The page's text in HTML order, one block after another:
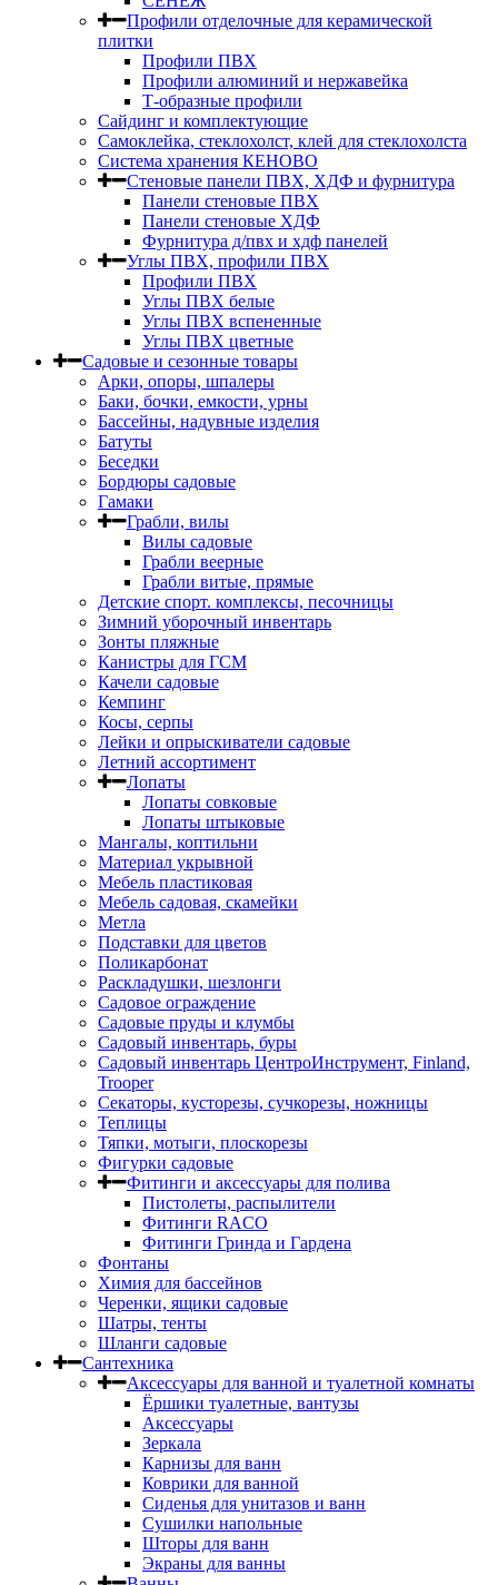
Профили отделочные для керамической
плитки
Профили ПВХ
Профили алюминий и нержавейка
Т-образные профили
Сайдинг и комплектующие
Самоклейка, стеклохолст, клей для стеклохолста
Система хранения КЕНОВО
Стеновые панели ПВХ, ХДФ и фурнитура
Панели стеновые ПВХ
Панели стеновые ХДФ
Фурнитура д/пвх и хдф панелей
Углы ПВХ, профили ПВХ
Профили ПВХ
Углы ПВХ белые
Углы ПВХ вспененные
Углы ПВХ цветные
Садовые и сезонные товары
Арки, опоры, шпалеры
Баки, бочки, емкости, урны
Бассейны, надувные изделия
Батуты
Беседки
Бордюры садовые
Гамаки
Грабли, вилы
Вилы садовые
Грабли веерные
Грабли витые, прямые
Детские спорт. комплексы, песочницы
Зимний уборочный инвентарь
Зонты пляжные
Канистры для ГСМ
Качели садовые
Кемпинг
Косы, серпы
Лейки и опрыскиватели садовые
Летний ассортимент
Лопаты
Лопаты совковые
Лопаты штыковые
Мангалы, коптильни
Материал укрывной
Мебель пластиковая
Мебель садовая, скамейки
Метла
Подставки для цветов
Поликарбонат
Раскладушки, шезлонги
Садовое ограждение
Садовые пруды и клумбы
Садовый инвентарь, буры
Садовый инвентарь ЦентроИнструмент, Finland,
Trooper
Секаторы, кусторезы, сучкорезы, ножницы
Теплицы
Тяпки, мотыги, плоскорезы
Фигурки садовые
Фитинги и аксессуары для полива
Пистолеты, распылители
Фитинги RACO
Фитинги Гринда и Гардена
Фонтаны
Химия для бассейнов
Черенки, ящики садовые
Шатры, тенты
Шланги садовые
Сантехника
Аксессуары для ванной и туалетной комнаты
Ёршики туалетные, вантузы
Аксессуары
Зеркала
Карнизы для ванн
Коврики для ванной
Сиденья для унитазов и ванн
Сушилки напольные
Шторы для ванн
Экраны для ванны